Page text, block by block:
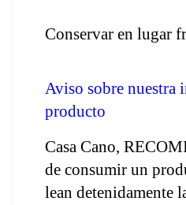
Conservar en lugar
Aviso sobre nuestra
producto
Casa Cano,
de consumir un
lean detenidamente